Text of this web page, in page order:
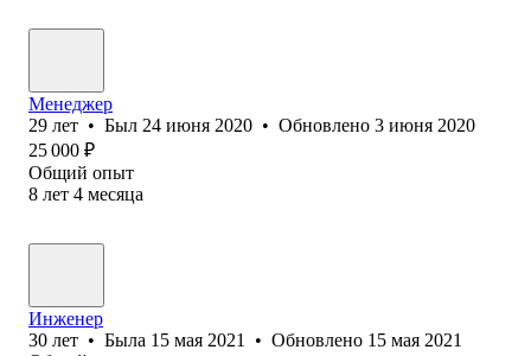
Менеджер
29 лет • Был 24 июня 2020 • Обновлено 3 июня 2020
25 000 ₽
Общий опыт
8 лет 4 месяца
Инженер
30 лет • Была 15 мая 2021 • Обновлено 15 мая 2021